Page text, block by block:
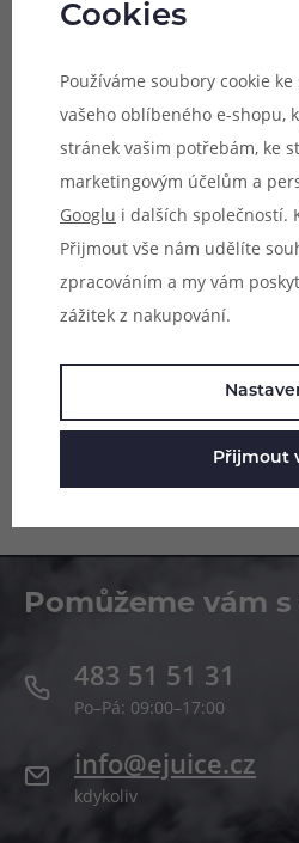
výhradně pro model
Uvedené rozměry
orientační a není
jinými modely
rozměrově
Parametry
Pomůžeme vám
483 51 51 31
Po–Pá: 09:00–17:00
info@ejuice.cz
kdykoliv
Cookies
Používáme soubory cookie
vašeho oblíbeného e-shopu,
stránek vašim potřebám, ke
marketingovým účelům a
Googlu i dalších společností.
Přijmout vše nám udělíte
zpracováním a my vám
zážitek z nakupování.
Přijmout